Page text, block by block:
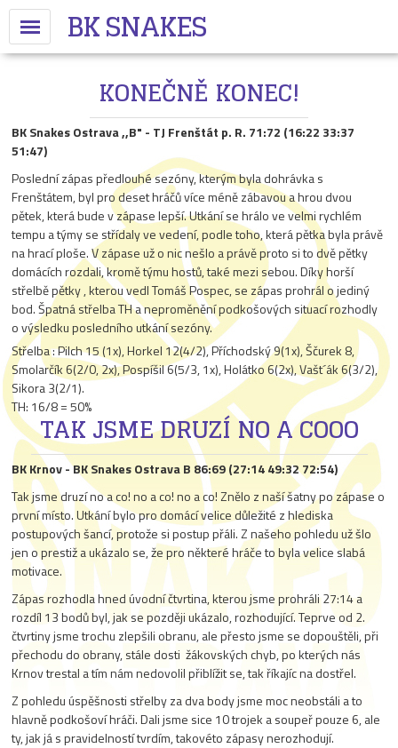
BK SNAKES
KONEČNĚ KONEC!
BK Snakes Ostrava ,,B" - TJ Frenštát p. R. 71:72 (16:22 33:37
51:47)
Poslední zápas předlouhé sezóny, kterým byla dohrávka s
Frenštátem, byl pro deset hráčů více méně zábavou a hrou dvou
pětek, která bude v zápase lepší.Utkání se hrálo ve velmi rychlém
tempu a týmy se střídaly ve vedení, podle toho, která pětka byla právě
na hrací ploše. V zápase už o nic nešlo a právě proto si to dvě pětky
domácích rozdali, kromě týmu hostů, také mezi sebou. Díky horší
střelbě pětky , kterou vedl Tomáš Pospec, se zápas prohrál o jediný
bod. Špatná střelba TH a neproměnění podkošových situací rozhodly
o výsledku posledního utkání sezóny.
Střelba : Pilch 15 (1x), Horkel 12(4/2), Příchodský 9(1x), Ščurek 8,
Smolarčík 6(2/0, 2x), Pospíšil 6(5/3, 1x), Holátko 6(2x), Vašt´ák 6(3/2),
Sikora 3(2/1).
TH: 16/8 = 50%
TAK JSME DRUZÍ NO A COOO
BK Krnov - BK Snakes Ostrava B 86:69 (27:14 49:32 72:54)
Tak jsme druzí no a co! no a co! no a co! Znělo z naší šatny po zápase o
první místo. Utkání bylo pro domácí velice důležité z hlediska
postupových šancí, protože si postup přáli. Z našeho pohledu už šlo
jen o prestiž a ukázalo se, že pro některé hráče to byla velice slabá
motivace.
Zápas rozhodla hned úvodní čtvrtina, kterou jsme prohráli 27:14 a
rozdíl 13 bodů byl, jak se později ukázalo, rozhodující. Teprve od 2.
čtvrtiny jsme trochu zlepšili obranu, ale přesto jsme se dopouštěli, při
přechodu do obrany, stále dosti žákovských chyb, po kterých nás
Krnov trestal a tím nám nedovolil přiblížit se, tak říkajíc na dostřel.
Z pohledu úspěšnosti střelby za dva body jsme moc neobstáli a to
hlavně podkošoví hráči. Dali jsme sice 10 trojek a soupeř pouze 6, ale
ty, jak já s pravidelností tvrdím, takovéto zápasy nerozhodují.